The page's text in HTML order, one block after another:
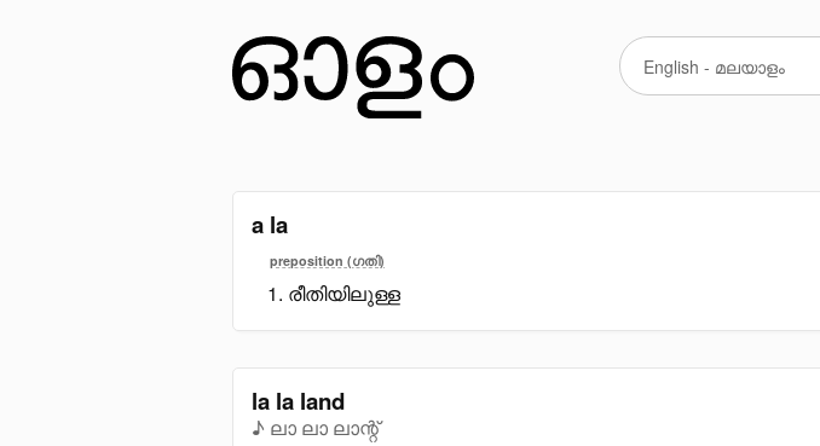
a la
preposition (ഗതി)
രീതിയിലുള്ള
la la land
♪ ലാ ലാ ലാന്റ്